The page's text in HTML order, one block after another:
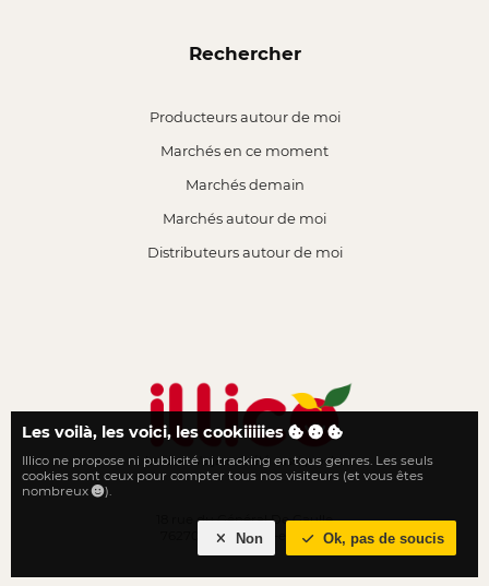
Rechercher
Producteurs autour de moi
Marchés en ce moment
Marchés demain
Marchés autour de moi
Distributeurs autour de moi
Le local n'a jamais été aussi proche
18 rue du Général De Gaulle
76270 Neufchâtel-en-Bray
Les voilà, les voici, les cookiiiiies
Illico ne propose ni publicité ni tracking en tous genres. Les seuls
cookies sont ceux pour compter tous nos visiteurs (et vous êtes
nombreux
).
Non Ok, pas de soucis